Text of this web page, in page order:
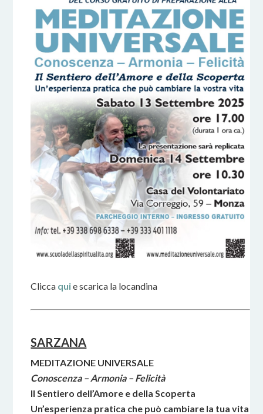
Clicca quie scarica la locandina
SARZANA
MEDITAZIONE UNIVERSALE
Conoscenza – Armonia – Felicità
Il Sentiero dell’Amore e della Scoperta
Un’esperienza pratica che può cambiare la tua vita